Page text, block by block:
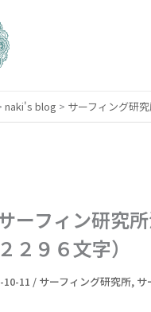
naki's blog > サーフィング研
サーフィン研究
２２９６文字）
10-11 / サーフィング研究所, サ